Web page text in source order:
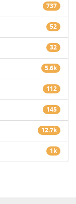
737
52
32
5.6k
112
145
12.7k
1k